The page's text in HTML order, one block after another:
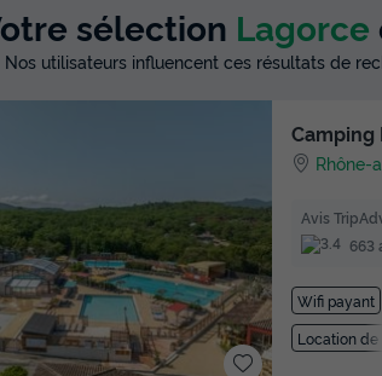
sélection Lagorce
Nos utilisateurs influencent ces résultats de
Camping
Rhône-
Avis
663
Wifi payant
Location de